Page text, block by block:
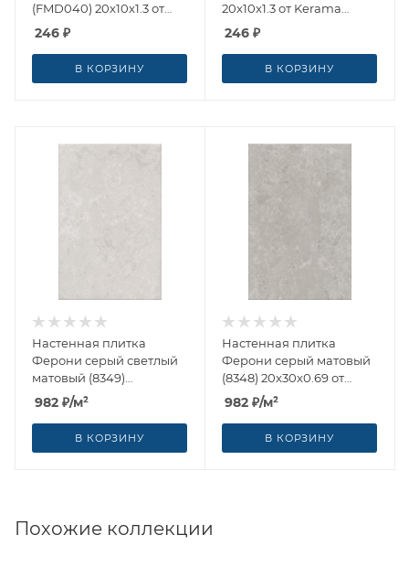
(FMD040) 20x10x1.3 от
Kerama Marazzi (Россия)
246 ₽
В КОРЗИНУ
20x10x1.3 от Kerama
Marazzi (Россия)
246 ₽
В КОРЗИНУ
Настенная плитка
Ферони серый светлый
матовый (8349)
20x30x0.69 от Kerama
Marazzi (Россия)
982 ₽/м²
В КОРЗИНУ
Настенная плитка
Ферони серый матовый
(8348) 20x30x0.69 от
Kerama Marazzi (Россия)
982 ₽/м²
В КОРЗИНУ
Похожие коллекции